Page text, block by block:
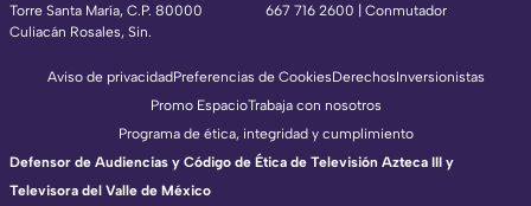
Torre Santa María, C.P. 80000
Culiacán Rosales, Sin.
667 716 2600 | Conmutador
Aviso de privacidadPreferencias de CookiesDerechosInversionistas
Promo EspacioTrabaja con nosotros
Programa de ética, integridad y cumplimiento
Defensor de Audiencias y Código de Ética de Televisión Azteca III y
Televisora del Valle de México